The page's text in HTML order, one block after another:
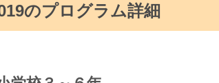
のプログラム詳細